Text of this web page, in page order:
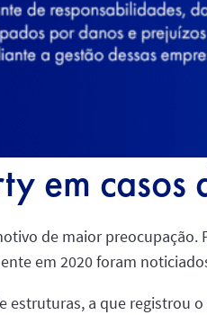
em casos
de maior preocupação.
em 2020 foram
estruturas, a que registrou